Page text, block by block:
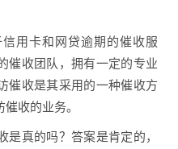
用卡和网贷逾期的催收服
催收团队，拥有一定的专业
催收是其采用的一种催收方
收的业务。
真的吗？答案是肯定的，